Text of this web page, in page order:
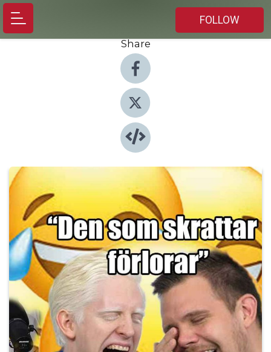
FOLLOW
Share